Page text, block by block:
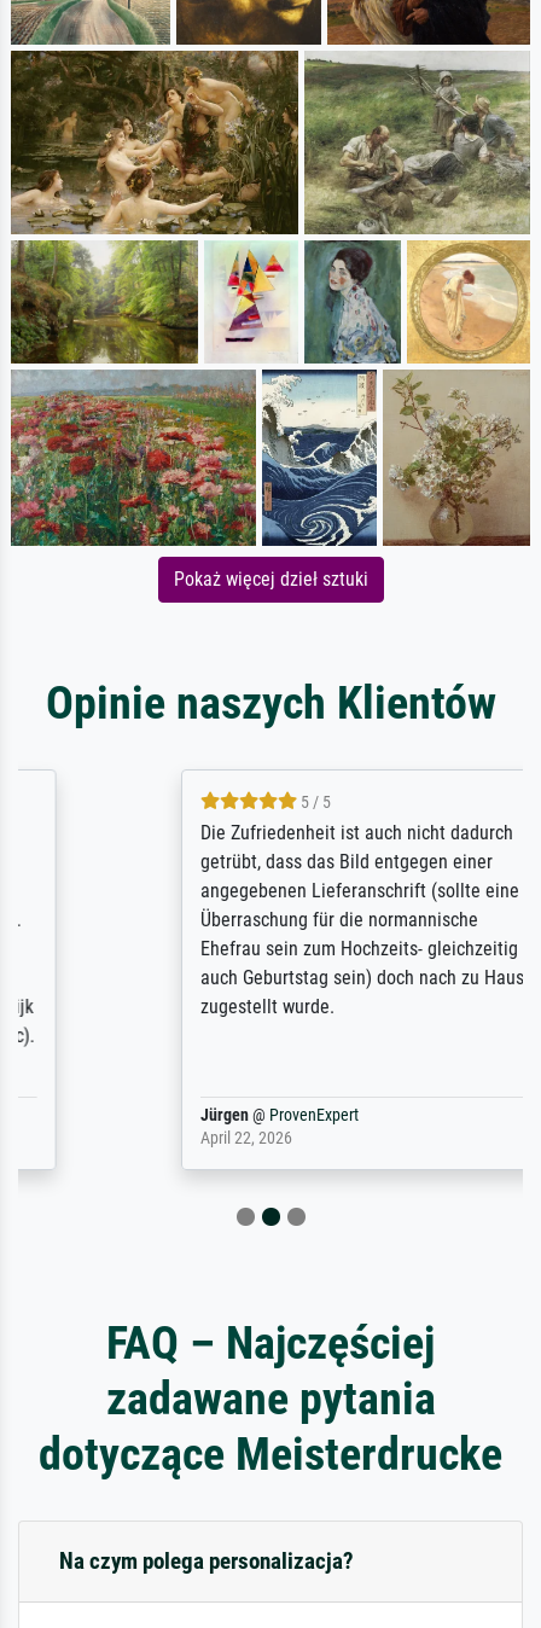
Pokaż więcej dzieł sztuki
Opinie naszych Klientów
5 / 5
Die Zufriedenheit ist auch nicht dadurch
getrübt, dass das Bild entgegen einer
angegebenen Lieferanschrift (sollte eine
Überraschung für die normannische
Ehefrau sein zum Hochzeits- gleichzeitig
auch Geburtstag sein) doch nach zu Hause
zugestellt wurde.
ProvenExpert
FAQ – Najczęściej
zadawane pytania
dotyczące Meisterdrucke
Na czym polega personalizacja?